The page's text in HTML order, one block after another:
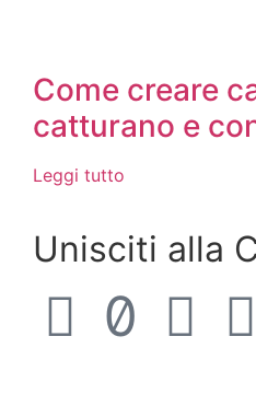
Come creare
catturano e
Leggi tutto
Unisciti alla